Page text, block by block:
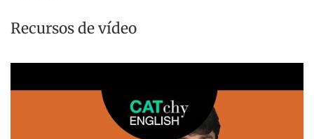
Recursos de vídeo